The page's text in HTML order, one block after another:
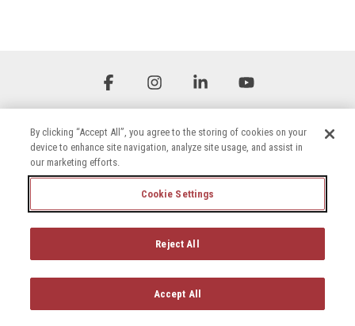
Zásady používání souborů cookie
© 2026 Briggs & Stratton, LLC. All rights reserved.
FacebookInstagramLinkedin
By clicking “Accept All”, you agree to the storing of cookies on your
device to enhance site navigation, analyze site usage, and assist in
our marketing efforts.
Cookie Settings
Reject All
Accept All